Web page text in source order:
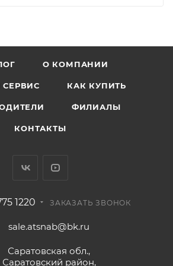
О КОМПАНИИ
СЕРВИС КАК КУПИТЬ
ФИЛИАЛЫ
КОНТАКТЫ
1220 ЗАКАЗАТЬ ЗВОНОК
sale.atsnab@bk.ru
Саратовская обл.,
Саратовский район,